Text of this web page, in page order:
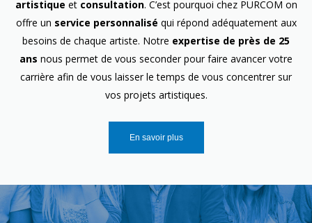
artistique etconsultation. C’est pourquoi chez PURCOM on
offre un service personnalisé qui répond adéquatement aux
besoins de chaque artiste. Notre expertise de près de 25
ans nous permet de vous seconder pour faire avancer votre
carrière afin de vous laisser le temps de vous concentrer sur
vos projets artistiques.
En savoir plus